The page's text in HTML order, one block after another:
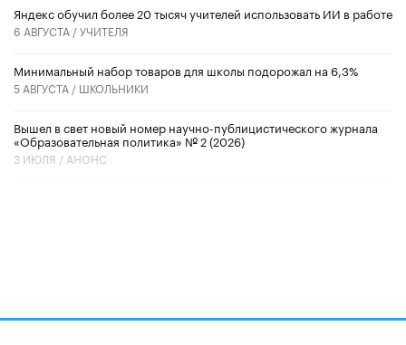
​Яндекс обучил более 20 тысяч учителей использовать ИИ в работе
6 АВГУСТА /УЧИТЕЛЯ
Минимальный набор товаров для школы подорожал на 6,3%
5 АВГУСТА / ШКОЛЬНИКИ
Вышел в свет новый номер научно-публицистического журнала
«Образовательная политика» № 2 (2026)
3 ИЮЛЯ / АНОНС